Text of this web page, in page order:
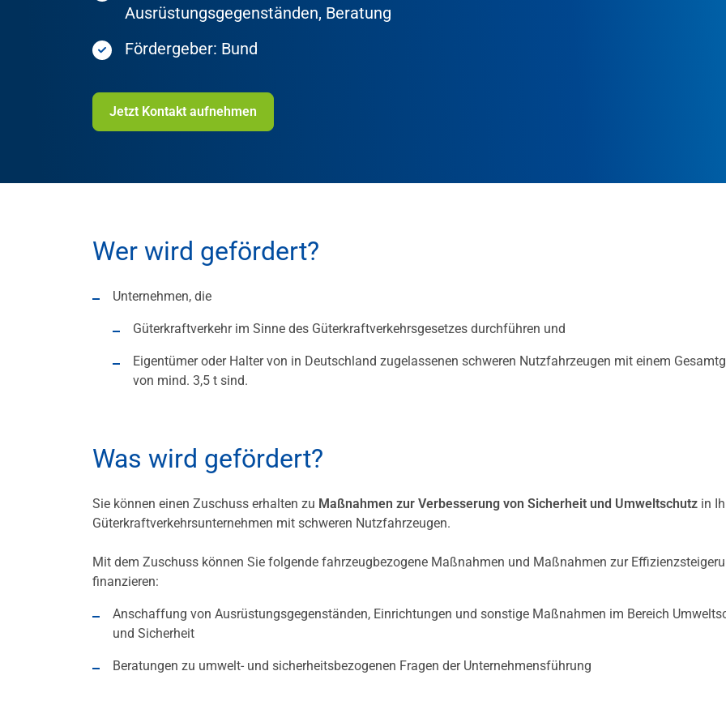
Ausrüstungsgegenständen, Beratung
Fördergeber: Bund
Jetzt Kontakt aufnehmen
Wer wird gefördert?
Unternehmen, die
Güterkraftverkehr im Sinne des Güterkraftverkehrsgesetzes durchführen und
Eigentümer oder Halter von in Deutschland zugelassenen schweren Nutzfahrzeugen mit einem
von mind. 3,5 t sind.
Was wird gefördert?
Sie können einen Zuschuss erhalten zu Maßnahmen zur Verbesserung von Sicherheit und Umweltschutz in
Güterkraftverkehrsunternehmen mit schweren Nutzfahrzeugen.
Mit dem Zuschuss können Sie folgende fahrzeugbezogene Maßnahmen und Maßnahmen zur
finanzieren:
Anschaffung von Ausrüstungsgegenständen, Einrichtungen und sonstige Maßnahmen im Bereich
und Sicherheit
Beratungen zu umwelt- und sicherheitsbezogenen Fragen der Unternehmensführung